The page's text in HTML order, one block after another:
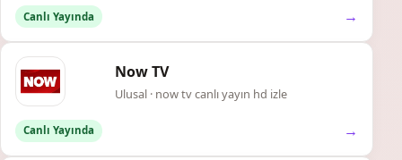
Canlı Yayında →
Now TV
Ulusal · now tv canlı yayın hd izle
Canlı Yayında →